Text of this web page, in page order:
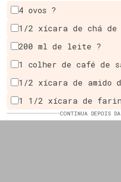
4 ovos ?
1/2 xícara de chá de
200 ml de leite ?
1 colher de café de
1/2 xícara de amido
1 1/2 xícara de
CONTINUA DEPOIS